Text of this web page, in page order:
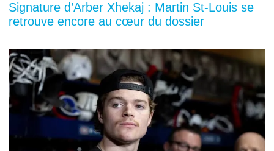
Signature d’Arber Xhekaj : Martin St-Louis se
retrouve encore au cœur du dossier